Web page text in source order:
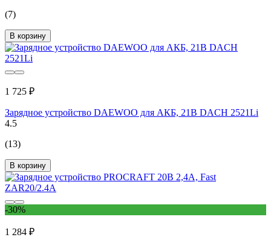
(7)
В корзину
1 725 ₽
Зарядное устройство DAEWOO для АКБ, 21В DACH 2521Li
4.5
(13)
В корзину
-30%
1 284 ₽